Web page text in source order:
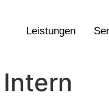
Leistungen